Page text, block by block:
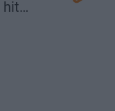
hit